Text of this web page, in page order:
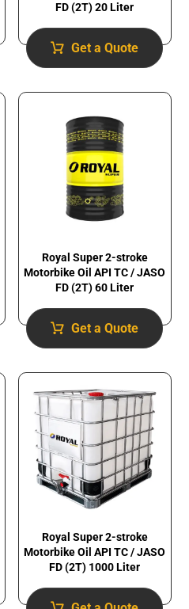
FD (2T) 20 Liter
Get a Quote
Royal Super 2-stroke
Motorbike Oil API TC / JASO
FD (2T) 60 Liter
Get a Quote
Royal Super 2-stroke
Motorbike Oil API TC / JASO
FD (2T) 1000 Liter